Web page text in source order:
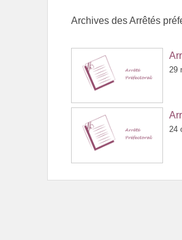
Archives des Arrêtés
29
24